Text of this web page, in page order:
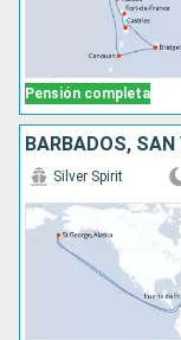
Pensión completa
Silver Spirit